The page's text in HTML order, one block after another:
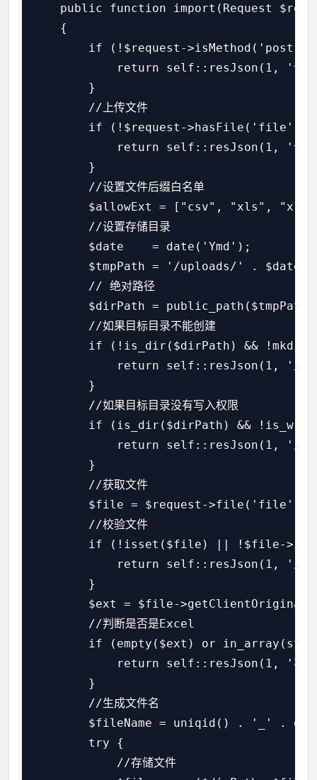
public function import(Request
    {
if (!$request-
return self::resJson(1, '请求
        }
        //上传文件
if (!$request->hasFile('file'))
return self::resJson(1, '请上
        }
        //设置文件后缀白名单
$allowExt = ["csv", "xls",
        //设置存储目录
        $date    = date('Ymd');
        $tmpPath = '/uploads/' . $date;
        // 绝对路径
$dirPath =
        //如果目标目录不能创建
if (!is_dir($dirPath) &&
return self::resJson(1, '上传
        }
        //如果目标目录没有写入权限
if (is_dir($dirPath) &&
return self::resJson(1, '上传
        }
        //获取文件
        $file = $request->file('file');
        //校验文件
if (!isset($file) || !$file-
return self::resJson(1, '上传
        }
$ext = $file-
        //判断是否是Excel
if (empty($ext) or
return self::resJson(1, '不允
        }
        //生成文件名
$fileName = uniqid() . '_' .
        try {
            //存储文件